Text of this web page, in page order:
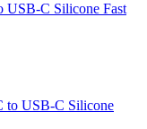
USB-C Silicone Fast